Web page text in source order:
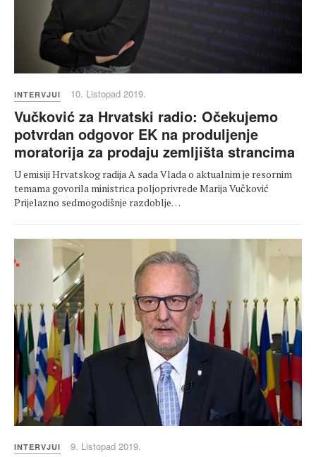
INTERVJUI 10. Listopad 2019.
Vučković za Hrvatski radio: Očekujemo
potvrdan odgovor EK na produljenje
moratorija za prodaju zemljišta strancima
U emisiji Hrvatskog radija A sada Vlada o aktualnim je resornim
temama govorila ministrica poljoprivrede Marija Vučković
Prijelazno sedmogodišnje razdoblje…
INTERVJUI 9. Listopad 2019.